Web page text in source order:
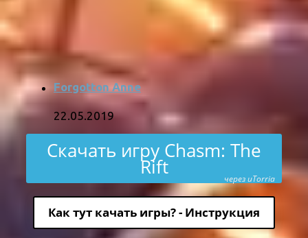
Forgotton Anne
22.05.2019
Скачать игру Chasm: The
Rift через uTorria
Как тут качать игры? - Инструкция